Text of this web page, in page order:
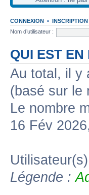
CONNEXION • INSCRIPTION
Nom d’utilisateur :
QUI EST EN
Au total, il y
(basé sur le
Le nombre
16 Fév
Légende :